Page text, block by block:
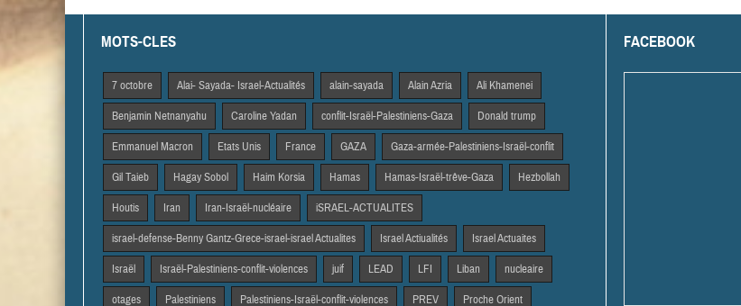
MOTS-CLES
7 octobre Alai- Sayada- Israel-Actualités alain-sayada Alain Azria Ali Khamenei
Benjamin Netnanyahu Caroline Yadan conflit-Israël-Palestiniens-Gaza Donald trump
Emmanuel Macron Etats Unis France GAZA Gaza-armée-Palestiniens-Israël-conflit
Gil Taieb Hagay Sobol Haim Korsia Hamas Hamas-Israël-trêve-Gaza Hezbollah
Houtis Iran Iran-Israël-nucléaire iSRAEL-ACTUALITES
israel-defense-Benny Gantz-Grece-israel-israel Actualites Israel Actiualités Israel Actuaites
Israël Israël-Palestiniens-conflit-violences juif LEAD LFI Liban nucleaire
otages Palestiniens Palestiniens-Israël-conflit-violences PREV Proche Orient
FACEBOOK